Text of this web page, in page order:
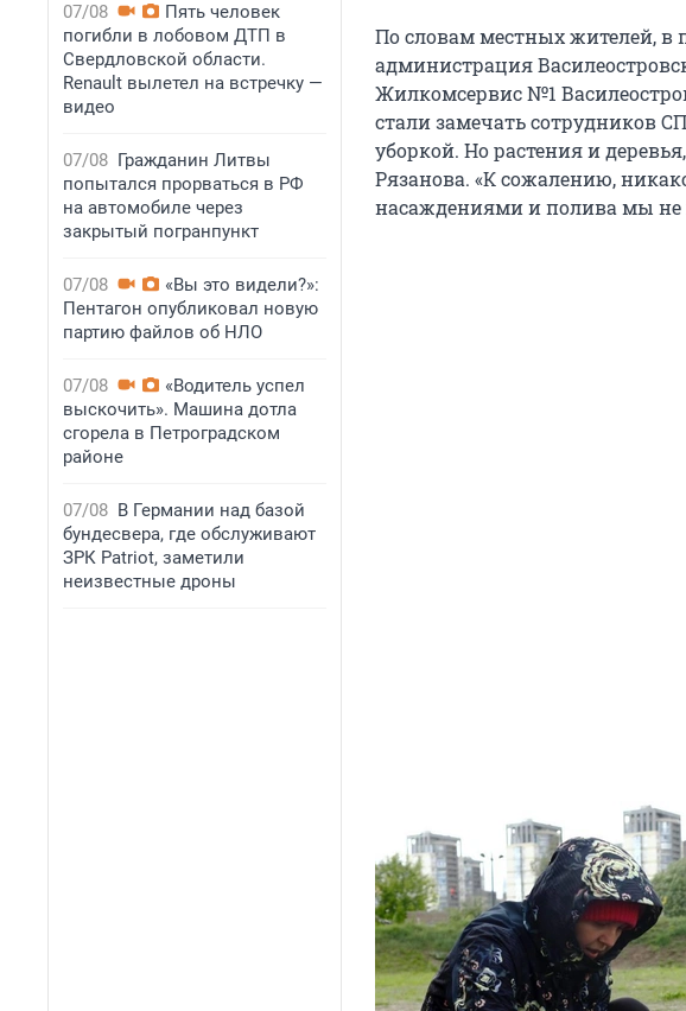
07/08
Пять человек
погибли в лобовом ДТП в
Свердловской области.
Renault вылетел на встречку —
видео
07/08 Гражданин Литвы
попытался прорваться в РФ
на автомобиле через
закрытый погранпункт
07/08
«Вы это видели?»:
Пентагон опубликовал новую
партию файлов об НЛО
07/08
«Водитель успел
выскочить». Машина дотла
сгорела в Петроградском
районе
07/08 В Германии над базой
бундесвера, где обслуживают
ЗРК Patriot, заметили
неизвестные дроны
По словам местных жителей, в
администрация
Жилкомсервис №1
стали замечать сотрудников
уборкой. Но растения и
Рязанова. «К сожалению,
насаждениями и полива мы не